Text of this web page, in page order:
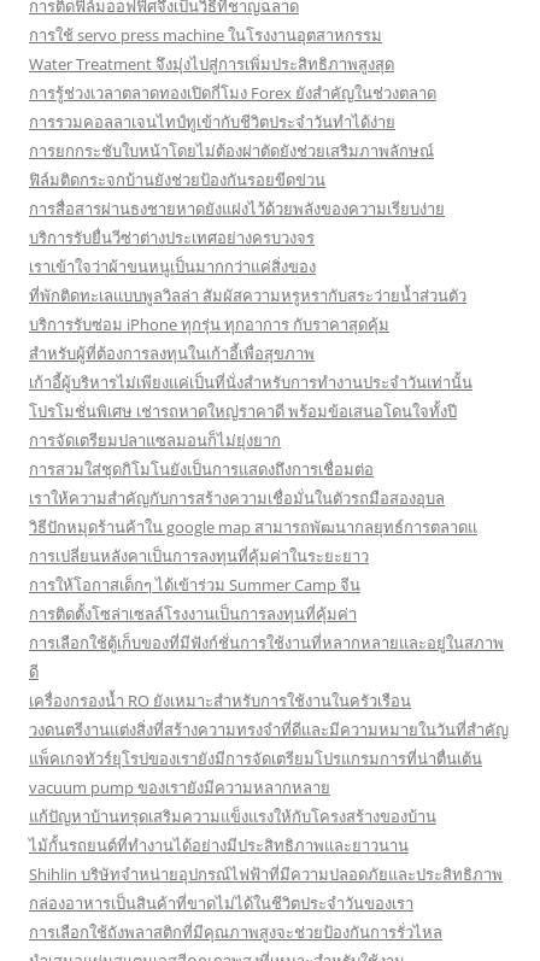
การติดฟิล์มออฟฟิศจึงเป็นวิธีที่ชาญฉลาด
การใช้ servo press machine ในโรงงานอุตสาหกรรม
Water Treatment จึงมุ่งไปสู่การเพิ่มประสิทธิภาพสูงสุด
การรู้ช่วงเวลาตลาดทองเปิดกี่โมง Forex ยังสำคัญในช่วงตลาด
การรวมคอลลาเจนไทป์ทูเข้ากับชีวิตประจำวันทำได้ง่าย
การยกกระชับใบหน้าโดยไม่ต้องผ่าตัดยังช่วยเสริมภาพลักษณ์
ฟิล์มติดกระจกบ้านยังช่วยป้องกันรอยขีดข่วน
การสื่อสารผ่านธงชายหาดยังแฝงไว้ด้วยพลังของความเรียบง่าย
บริการรับยื่นวีซ่าต่างประเทศอย่างครบวงจร
เราเข้าใจว่าผ้าขนหนูเป็นมากกว่าแค่สิ่งของ
ที่พักติดทะเลแบบพูลวิลล่า สัมผัสความหรูหรากับสระว่ายน้ำส่วนตัว
บริการรับซ่อม iPhone ทุกรุ่น ทุกอาการ กับราคาสุดคุ้ม
สำหรับผู้ที่ต้องการลงทุนในเก้าอี้เพื่อสุขภาพ
เก้าอี้ผู้บริหารไม่เพียงแค่เป็นที่นั่งสำหรับการทำงานประจำวันเท่านั้น
โปรโมชั่นพิเศษ เช่ารถหาดใหญ่ราคาดี พร้อมข้อเสนอโดนใจทั้งปี
การจัดเตรียมปลาแซลมอนก็ไม่ยุ่งยาก
การสวมใส่ชุดกิโมโนยังเป็นการแสดงถึงการเชื่อมต่อ
เราให้ความสำคัญกับการสร้างความเชื่อมั่นในตัวรถมือสองอุบล
วิธีปักหมุดร้านค้าใน google map สามารถพัฒนากลยุทธ์การตลาดแ
การเปลี่ยนหลังคาเป็นการลงทุนที่คุ้มค่าในระยะยาว
การให้โอกาสเด็กๆ ได้เข้าร่วม Summer Camp จีน
การติดตั้งโซล่าเซลล์โรงงานเป็นการลงทุนที่คุ้มค่า
การเลือกใช้ตู้เก็บของที่มีฟังก์ชั่นการใช้งานที่หลากหลายและอยู่ในสภาพ
ดี
เครื่องกรองน้ำ RO ยังเหมาะสำหรับการใช้งานในครัวเรือน
วงดนตรีงานแต่งสิ่งที่สร้างความทรงจำที่ดีและมีความหมายในวันที่สำคัญ
แพ็คเกจทัวร์ยุโรปของเรายังมีการจัดเตรียมโปรแกรมการที่น่าตื่นเต้น
vacuum pump ของเรายังมีความหลากหลาย
แก้ปัญหาบ้านทรุดเสริมความแข็งแรงให้กับโครงสร้างของบ้าน
ไม้กั้นรถยนต์ที่ทำงานได้อย่างมีประสิทธิภาพและยาวนาน
Shihlin บริษัทจำหน่ายอุปกรณ์ไฟฟ้าที่มีความปลอดภัยและประสิทธิภาพ
กล่องอาหารเป็นสินค้าที่ขาดไม่ได้ในชีวิตประจำวันของเรา
การเลือกใช้ถังพลาสติกที่มีคุณภาพสูงจะช่วยป้องกันการรั่วไหล